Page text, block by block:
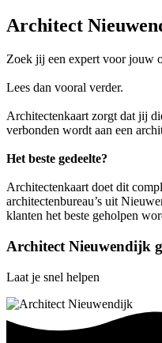
Architect
Zoek jij een expert voor jouw
Lees dan vooral verder.
Architectenkaart zorgt dat jij
verbonden wordt aan een
Het beste gedeelte?
Architectenkaart doet dit
architectenbureau’s uit
klanten het beste geholpen
Architect Nieuwendijk
Laat je snel helpen